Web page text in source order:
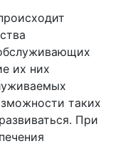
их них
таких
При